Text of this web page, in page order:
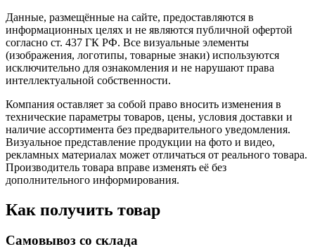
Данные, размещённые на сайте, предоставляются в
информационных целях и не являются публичной офертой
согласно ст. 437 ГК РФ. Все визуальные элементы
(изображения, логотипы, товарные знаки) используются
исключительно для ознакомления и не нарушают права
интеллектуальной собственности.
Компания оставляет за собой право вносить изменения в
технические параметры товаров, цены, условия доставки и
наличие ассортимента без предварительного уведомления.
Визуальное представление продукции на фото и видео,
рекламных материалах может отличаться от реального товара.
Производитель товара вправе изменять её без
дополнительного информирования.
Как получить товар
Самовывоз со склада